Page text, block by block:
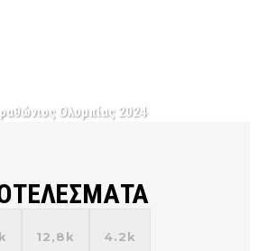
Ολυμπίας 2024
12,8k 4.2k